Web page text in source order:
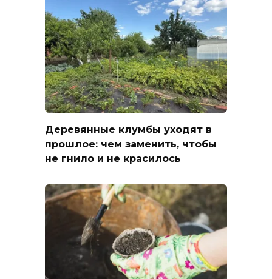
Деревянные клумбы уходят в
прошлое: чем заменить, чтобы
не гнило и не красилось